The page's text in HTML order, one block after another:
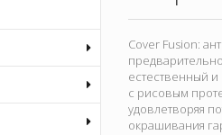
Cover Fusion:
естественный
с рисовым
удовлетворяя
окрашивания